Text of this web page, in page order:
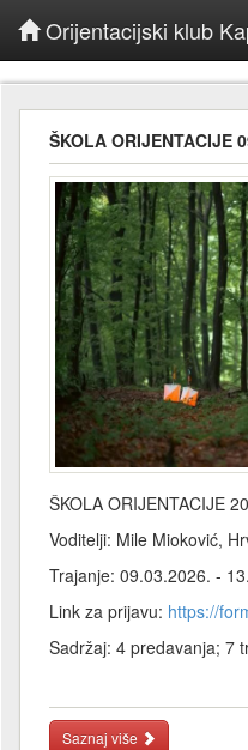
Orijentacijski klub
ŠKOLA ORIJENTACIJE
ŠKOLA ORIJENTACIJE
Voditelji: Mile Mioković,
Trajanje: 09.03.2026. -
Link za prijavu: https://
Sadržaj: 4 predavanja; 7
Saznaj više